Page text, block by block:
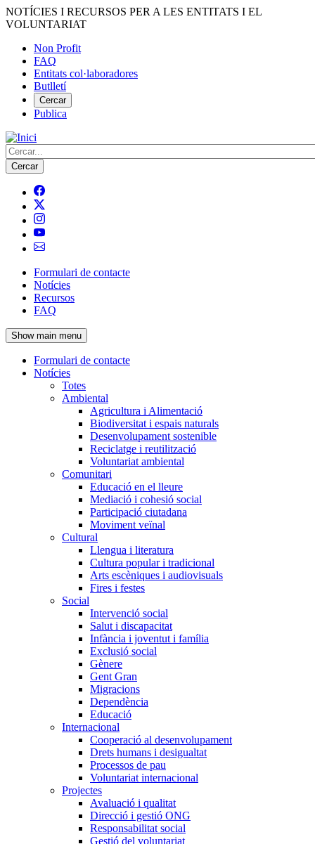
Vés
al
NOTÍCIES I RECURSOS PER A LES ENTITATS I EL
VOLUNTARIAT
Menú
del
compte
d'usuari
Non Profit
FAQ
Entitats col·laboradores
Butlletí
Cercar
Publica
Cerca
Navegació
principal
de
l'encapçalament
Formulari de contacte
Notícies
Recursos
FAQ
Show main menu
Navegació
principal
Formulari de contacte
Notícies
Totes
Ambiental
Agricultura i Alimentació
Biodiversitat i espais naturals
Desenvolupament sostenible
Reciclatge i reutilització
Voluntariat ambiental
Comunitari
Educació en el lleure
Mediació i cohesió social
Participació ciutadana
Moviment veïnal
Cultural
Llengua i literatura
Cultura popular i tradicional
Arts escèniques i audiovisuals
Fires i festes
Social
Intervenció social
Salut i discapacitat
Infància i joventut i família
Exclusió social
Gènere
Gent Gran
Migracions
Dependència
Educació
Internacional
Cooperació al desenvolupament
Drets humans i desigualtat
Processos de pau
Voluntariat internacional
Projectes
Avaluació i qualitat
Direcció i gestió ONG
Responsabilitat social
Gestió del voluntariat